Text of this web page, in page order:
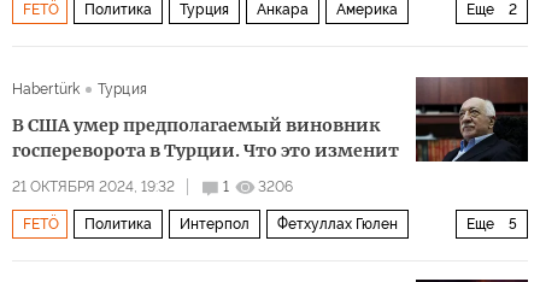
Еще 2
FETÖ Политика Турция Анкара Америка
Habertürk Турция
В США умер предполагаемый виновник
госпереворота в Турции. Что это изменит
21 ОКТЯБРЯ 2024, 19:32 1 3206
Еще 5
FETÖ Политика Интерпол Фетхуллах Гюлен